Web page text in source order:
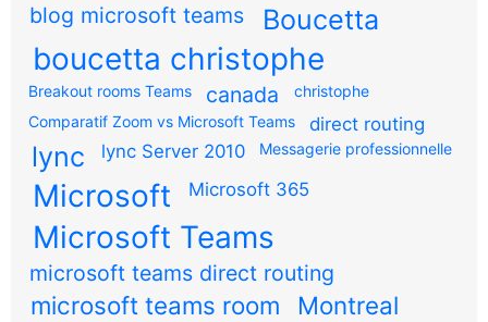
blog microsoft teams Boucetta
boucetta christophe
Breakout rooms Teams canada
christophe
Comparatif Zoom vs Microsoft Teams
direct routing
lync lync Server 2010 Messagerie professionnelle
Microsoft Microsoft 365
Microsoft Teams
microsoft teams direct routing
microsoft teams room Montreal